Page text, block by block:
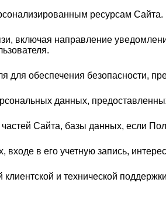
ресурсам Сайта.
включая направление
для обеспечения безопасности,
данных,
Сайта, базы данных, если
в его учетную запись,
и технической